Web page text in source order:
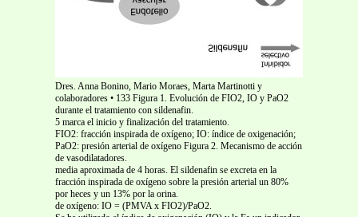
Dres. Anna Bonino, Mario Moraes, Marta Martinotti y
colaboradores • 133 Figura 1. Evolución de FIO2, IO y PaO2
durante el tratamiento con sildenafin.
5 marca el inicio y finalización del tratamiento.
FIO2: fracción inspirada de oxígeno; IO: índice de oxigenación;
PaO2: presión arterial de oxígeno Figura 2. Mecanismo de acción
de vasodilatadores.
media aproximada de 4 horas. El sildenafin se excreta en la
fracción inspirada de oxígeno sobre la presión arterial un 80%
por heces y un 13% por la orina.
de oxígeno: IO = (PMVA x FIO2)/PaO2.